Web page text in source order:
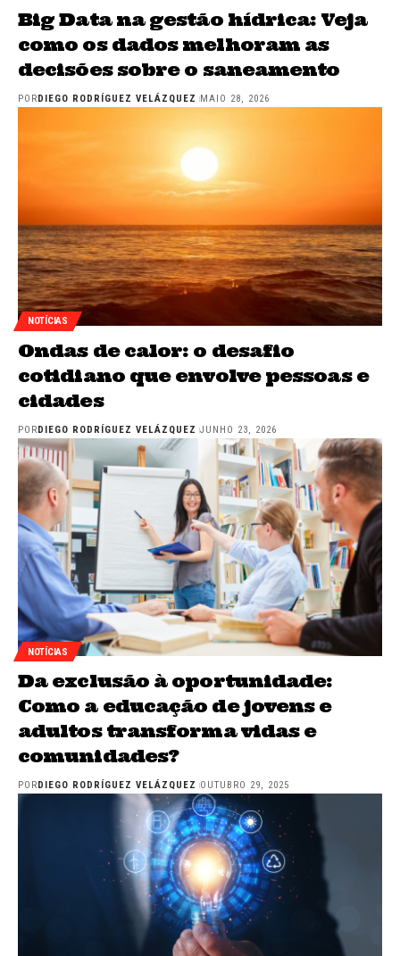
Big Data na gestão hídrica: Veja
como os dados melhoram as
decisões sobre o saneamento
PORDIEGO RODRÍGUEZ VELÁZQUEZ MAIO 28, 2026
NOTÍCIAS
Ondas de calor: o desafio
cotidiano que envolve pessoas e
cidades
PORDIEGO RODRÍGUEZ VELÁZQUEZ JUNHO 23, 2026
NOTÍCIAS
Da exclusão à oportunidade:
Como a educação de jovens e
adultos transforma vidas e
comunidades?
POR DIEGO RODRÍGUEZ VELÁZQUEZ OUTUBRO 29, 2025